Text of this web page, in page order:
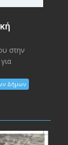
στην
Δήμων